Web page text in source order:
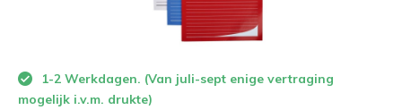
1-2 Werkdagen. (Van juli-sept enige vertraging
mogelijk i.v.m. drukte)